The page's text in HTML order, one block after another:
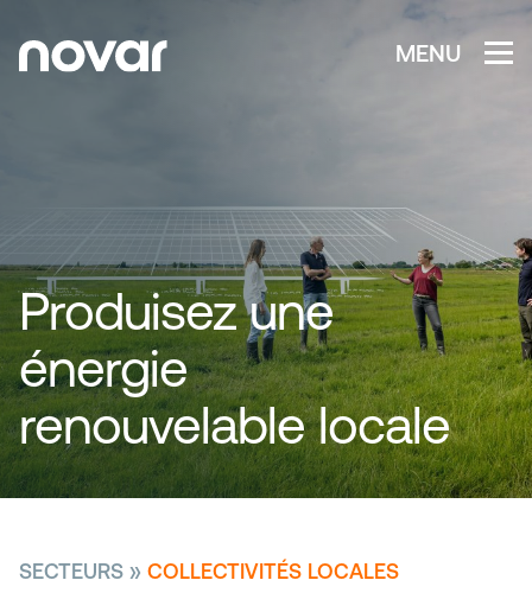
MENU
Produisez une
énergie
renouvelable locale
SECTEURS » COLLECTIVITÉS LOCALES